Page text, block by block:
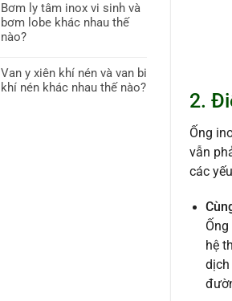
Bơm ly tâm inox vi sinh và
bơm lobe khác nhau thế
nào?
Van y xiên khí nén và van bi
khí nén khác nhau thế nào?
2.
Ống
vẫn
các
hệ
dịch